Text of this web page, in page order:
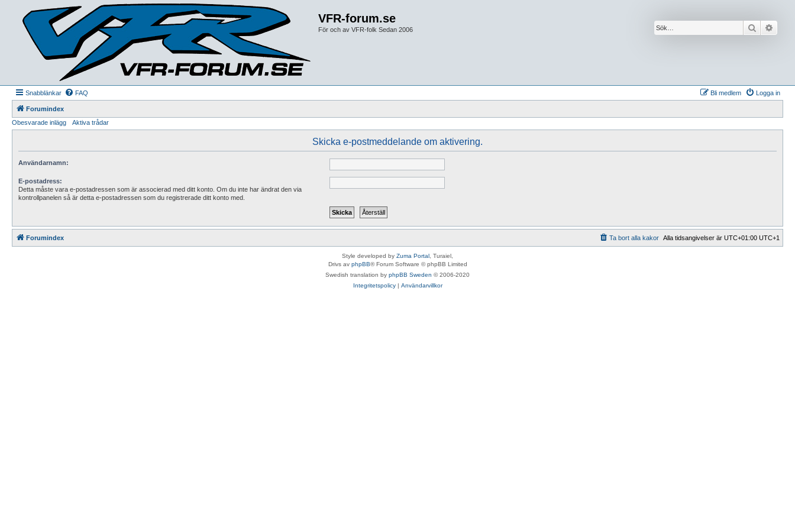
VFR-forum.se
För och av VFR-folk Sedan 2006 Sök
Snabblänkar FAQ Logga in
Bli medlem
Forumindex
Obesvarade inlägg
Aktiva trådar
Skicka e-postmeddelande om aktivering.
Användarnamn:
E-postadress:
Detta måste vara e-postadressen som är associerad med ditt konto. Om du inte har ändrat den via
kontrollpanelen så är detta e-postadressen som du registrerade ditt konto med.
Forumindex Alla tidsangivelser är UTC+01:00 UTC+1
Ta bort alla kakor
Style developed by Zuma Portal , Turaiel,
Drivs av phpBB® Forum Software © phpBB Limited
Swedish translation by phpBB Sweden © 2006-2020
Integritetspolicy| Användarvillkor